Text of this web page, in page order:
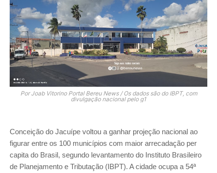
Por Joab Vitorino Portal Bereu News / Os dados são do IBPT, com
divulgação nacional pelo g1
Conceição do Jacuípe voltou a ganhar projeção nacional ao
figurar entre os 100 municípios com maior arrecadação per
capita do Brasil, segundo levantamento do Instituto Brasileiro
de Planejamento e Tributação (IBPT). A cidade ocupa a 54ª